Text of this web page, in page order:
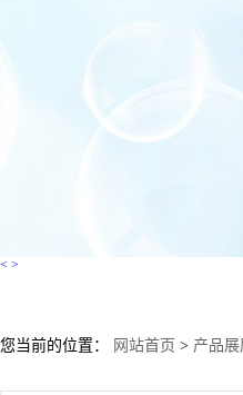
< >
您当前的位置： 网站首页 > 产品展